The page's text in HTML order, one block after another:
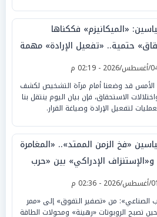
«الميكانيزم» فككناها
حتمية.. «تفعيل الإرادة» مهمة
الأمس قد وضعنا أمام مرآة التشخيص لكشف
الاستحقاق، فإن بيان اليوم ينتقل بنا
لتفعيل الإرادة وصياغة القرار.
«فخ الزمن الممتد».. «المغامرة
الإدراكي» بين «حرب
والرد الصيني
الصناعي»: من «تصفير التفوق» إلى «ممر
تصبح الروبوتات «رهينة» ومحولات الطاقة